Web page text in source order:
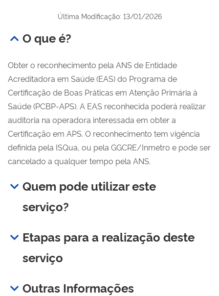
Última Modificação: 13/01/2026
O que é?
Obter o reconhecimento pela ANS de Entidade
Acreditadora em Saúde (EAS) do Programa de
Certificação de Boas Práticas em Atenção Primária à
Saúde (PCBP-APS). A EAS reconhecida poderá realizar
auditoria na operadora interessada em obter a
Certificação em APS. O reconhecimento tem vigência
definida pela ISQua, ou pela GGCRE/Inmetro e pode ser
cancelado a qualquer tempo pela ANS.
Quem pode utilizar este
serviço?
Etapas para a realização deste
serviço
Outras Informações